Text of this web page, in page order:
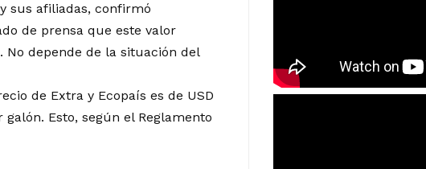
y sus afiliadas, confirmó
de prensa que este valor
No depende de la situación del
de Extra y Ecopaís es de USD
Esto, según el Reglamento